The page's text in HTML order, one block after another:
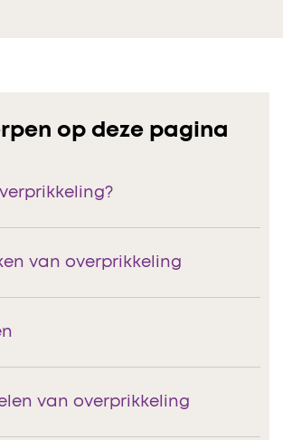
op deze pagina
van overprikkeling
van overprikkeling